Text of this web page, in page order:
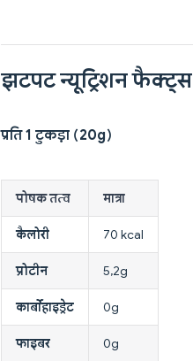
झटपट न्यूट्रिशन फैक्ट्स
प्रति 1 टुकड़ा (20g)
पोषक तत्व मात्रा
कैलोरी 70 kcal
प्रोटीन 5,2g
कार्बोहाइड्रेट 0g
फाइबर 0g